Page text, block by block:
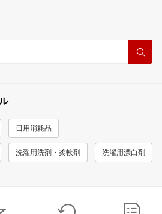
日用消耗品
洗濯用洗剤・柔軟剤 洗濯用漂白剤